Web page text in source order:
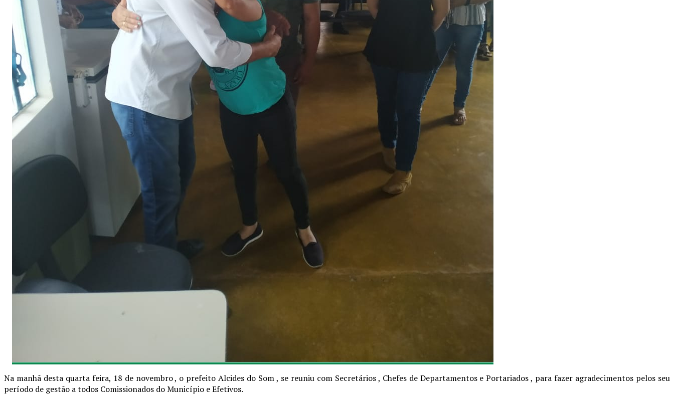
Na manhã desta quarta feira, 18 de novembro , o prefeito Alcides do Som , se reuniu com Secretários , Chefes de Departamentos e Portariados , para fazer agradecimentos pelos seu
período de gestão a todos Comissionados do Município e Efetivos.